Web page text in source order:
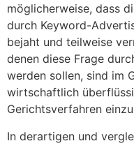
möglicherweise, dass
durch Keyword-
bejaht und teilweise
denen diese Frage
werden sollen, sind im
wirtschaftlich
Gerichtsverfahren
In derartigen und